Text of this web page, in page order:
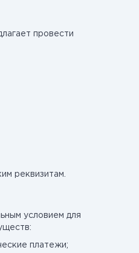
провести
реквизитам.
условием для
платежи;